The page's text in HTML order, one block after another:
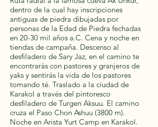
dentro de la cual hay inscripciones
antiguas de piedra dibujadas por
personas de la Edad de Piedra fechadas
en 20-30 mil años a.C. Cena y noche en
tiendas de campaña. Descenso al
desfiladero de Sary Jaz, en el camino te
encontrarás con pastores y granjeros de
yaks y sentirás la vida de los pastores
tomando té. Traslado a la ciudad de
Karakol a través del pintoresco
desfiladero de Turgen Aksuu. El camino
cruza el Paso Chon Ashuu (3800 m).
Noche en Arista Yurt Camp en Karakol.